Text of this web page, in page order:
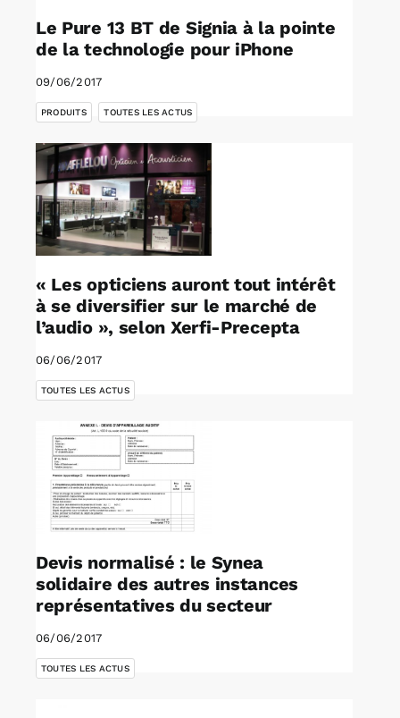
Le Pure 13 BT de Signia à la pointe
de la technologie pour iPhone
09/06/2017
PRODUITS
,
TOUTES LES ACTUS
« Les opticiens auront tout intérêt
à se diversifier sur le marché de
l’audio », selon Xerfi-Precepta
06/06/2017
TOUTES LES ACTUS
Devis normalisé : le Synea
solidaire des autres instances
représentatives du secteur
06/06/2017
TOUTES LES ACTUS